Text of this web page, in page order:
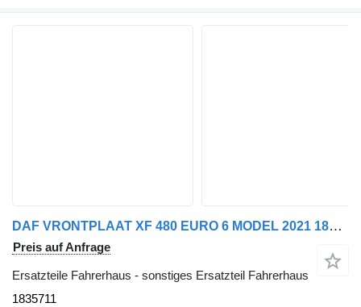
DAF VRONTPLAAT XF 480 EURO 6 MODEL 2021 1835711 für LKW
Preis auf Anfrage
Ersatzteile Fahrerhaus - sonstiges Ersatzteil Fahrerhaus
1835711